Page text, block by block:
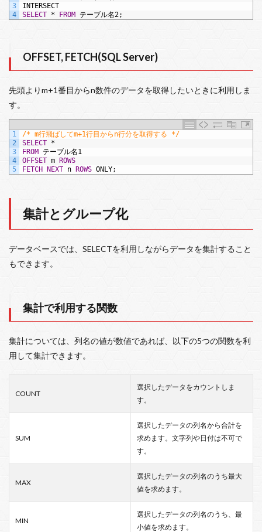
3
4
INTERSECT
SELECT * FROM テーブル名2;
OFFSET, FETCH(SQL Server)
先頭よりm+1番目からn数件のデータを取得したいときに利用しま
す。
1
2
3
4
5
/* m行飛ばしてm+1行目からn行分を取得する */
SELECT *
FROM テーブル名1
OFFSET m
ROWS
FETCH
NEXT n ROWS ONLY;
集計とグループ化
データベースでは、SELECTを利用しながらデータを集計すること
もできます。
集計で利用する関数
集計については、列名の値が数値であれば、以下の5つの関数を利
用して集計できます。
COUNT
選択したデータをカウントしま
す。
SUM
選択したデータの列名から合計を
求めます。文字列や日付は不可で
す。
MAX
選択したデータの列名のうち最大
値を求めます。
MIN
選択したデータの列名のうち、最
小値を求めます。